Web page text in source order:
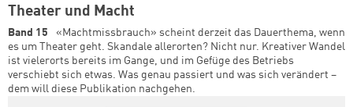
Theater und Macht
Band 15
«Machtmissbrauch» scheint derzeit das Dauerthema, wenn
es um Theater geht. Skandale allerorten? Nicht nur. Kreativer Wandel
ist vielerorts bereits im Gange, und im Gefüge des Betriebs
verschiebt sich etwas. Was genau passiert und was sich verändert –
dem will diese Publikation nachgehen.